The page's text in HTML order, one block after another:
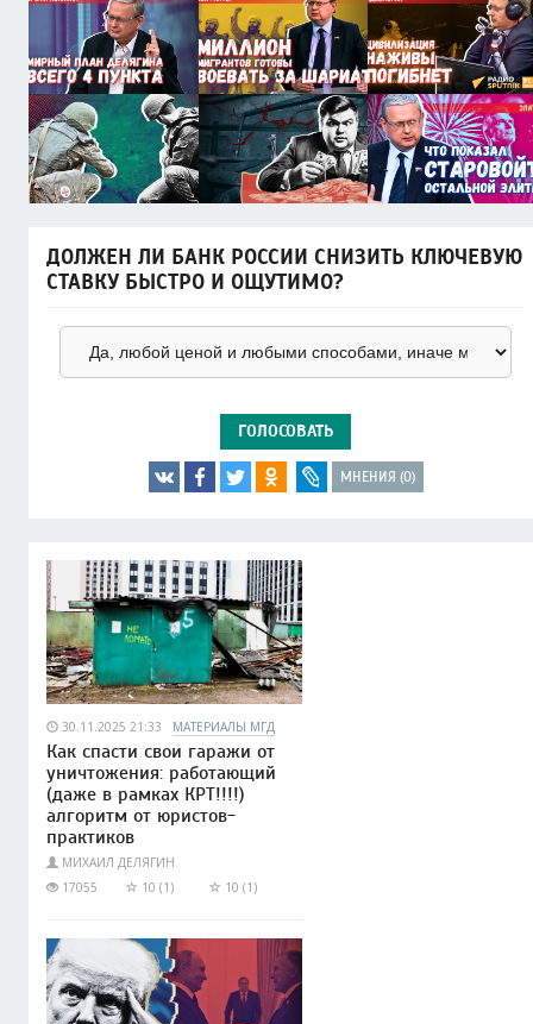
ДОЛЖЕН ЛИ БАНК РОССИИ СНИЗИТЬ КЛЮЧЕВУЮ
СТАВКУ БЫСТРО И ОЩУТИМО?
ГОЛОСОВАТЬ
МНЕНИЯ (0)
30.11.2025 21:33 МАТЕРИАЛЫ МГД
Как спасти свои гаражи от
уничтожения: работающий
(даже в рамках КРТ!!!!)
алгоритм от юристов-
практиков
МИХАИЛ ДЕЛЯГИН
17055
10 (1) 10 (1)